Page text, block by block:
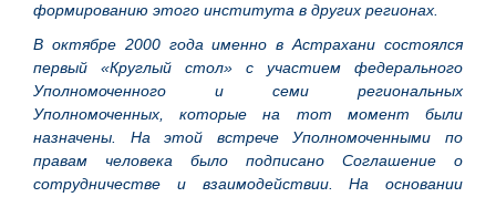
формированию этого института в других регионах.
В октябре 2000 года именно в Астрахани состоялся
первый «Круглый стол» с участием федерального
Уполномоченного и семи региональных
Уполномоченных, которые на тот момент были
назначены. На этой встрече Уполномоченными по
правам человека было подписано Соглашение о
сотрудничестве и взаимодействии. На основании